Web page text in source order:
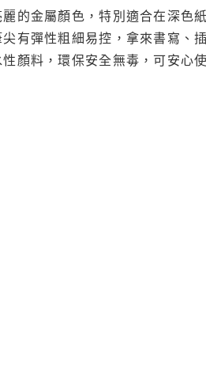
麗的金屬顏色，特別適合在深色
有彈性粗細易控，拿來書寫、
性顏料，環保安全無毒，可安心